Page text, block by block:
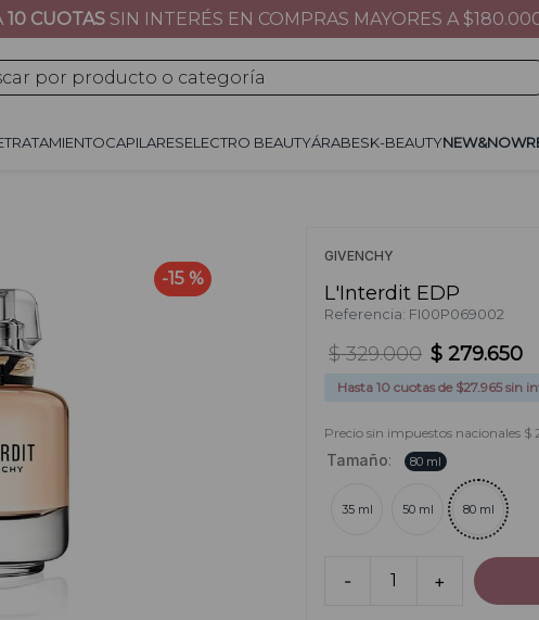
10 CUOTASSIN INTERÉS EN COMPRAS MAYORES A
producto o categoría
TRATAMIENTOCAPILARESELECTRO BEAUTYÁRABESK-BEAUTYNEW&NOW
15 %
GIVENCHY
L'Interdit EDP
Referencia: FI00P069002
$ 329.000 $ 279.650
Hasta10 cuotas de $27.965 sin
Precio sin impuestos nacionales $
Tamaño: 80 ml
35 ml 50 ml 80 ml
- 1 +